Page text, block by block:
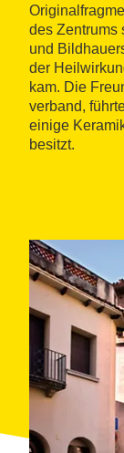
des Zentrums
und
der
kam. Die
verband,
einige
besitzt.
,
Thermalismus
Gemeinde
Der
zentrale
Caldes de
rund um den
Hugué und